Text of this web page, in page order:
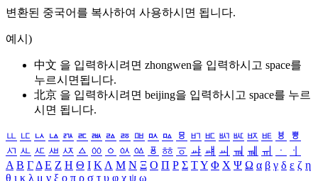
변환된 중국어를 복사하여 사용하시면 됩니다.
예시)
中文 을 입력하시려면 zhongwen을 입력하시고 space를
누르시면됩니다.
北京 을 입력하시려면 beijing을 입력하시고 space를 누르
시면 됩니다.
ㅥ ㅦ ㅧ ㅨ ㅩ ㅪ ㅫ ㅬ ㅭ ㅮ ㅯ ㅰ ㅱ ㅲ ㅳ ㅴ ㅵ ㅶ ㅷ ㅸ
ㅹ
ㅺ ㅻ ㅼ ㅽ ㅾ ㅿ ㆀ ㆁ ㆂ ㆃ ㆄ ㆅ ㆆ ㆇ ㆈ ㆉ ㆊ ㆋ ㆌ ㆍ
ㆎ
Α Β ΓΔ Ε Ζ Η Θ Ι ΚΛ Μ Ν Ξ Ο Π Ρ Σ ΤΥ Φ Χ Ψ Ω α β γ δ ε ζ η
θ ι κ λ μ ν ξ ο π ρ σ τ υ φ χ ψ ω